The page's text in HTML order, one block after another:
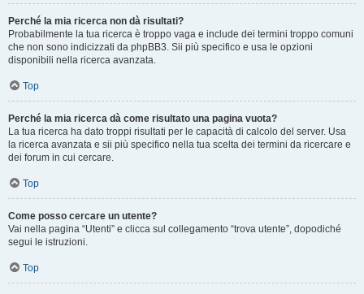
Perché la mia ricerca non dà risultati?
Probabilmente la tua ricerca è troppo vaga e include dei termini troppo comuni
che non sono indicizzati da phpBB3. Sii più specifico e usa le opzioni
disponibili nella ricerca avanzata.
Top
Perché la mia ricerca dà come risultato una pagina vuota?
La tua ricerca ha dato troppi risultati per le capacità di calcolo del server. Usa
la ricerca avanzata e sii più specifico nella tua scelta dei termini da ricercare e
dei forum in cui cercare.
Top
Come posso cercare un utente?
Vai nella pagina “Utenti” e clicca sul collegamento “trova utente”, dopodiché
segui le istruzioni.
Top